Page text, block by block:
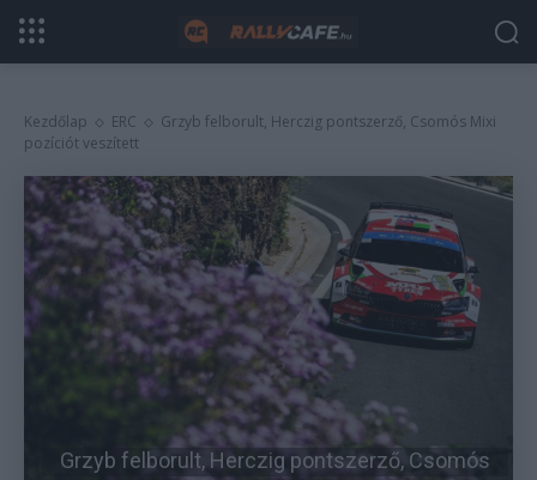
Kezdőlap ERC
Grzyb felborult, Herczig pontszerző, Csomós Mixi
pozíciót veszített
Grzyb felborult, Herczig pontszerző, Csomós